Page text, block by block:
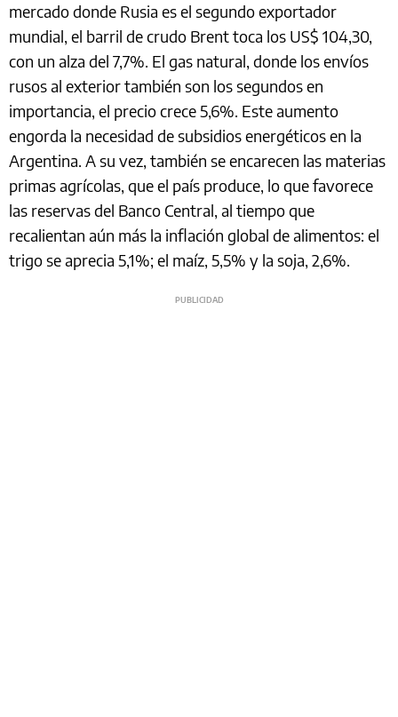
mercado donde Rusia es el segundo exportador
mundial, el barril de crudo Brent toca los US$ 104,30,
con un alza del 7,7%. El gas natural, donde los envíos
rusos al exterior también son los segundos en
importancia, el precio crece 5,6%. Este aumento
engorda la necesidad de subsidios energéticos en la
Argentina. A su vez, también se encarecen las materias
primas agrícolas, que el país produce, lo que favorece
las reservas del Banco Central, al tiempo que
recalientan aún más la inflación global de alimentos: el
trigo se aprecia 5,1%; el maíz, 5,5% y la soja, 2,6%.